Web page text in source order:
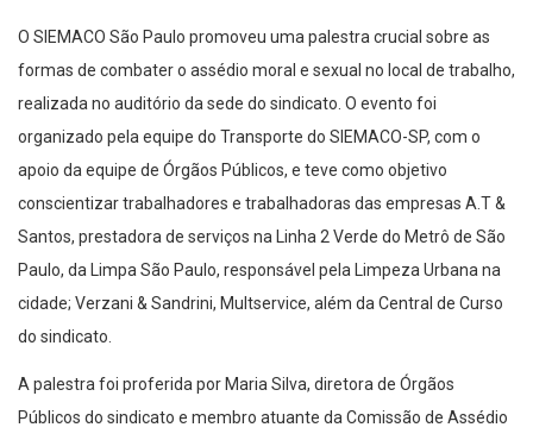
O SIEMACO São Paulo promoveu uma palestra crucial sobre as
formas de combater o assédio moral e sexual no local de trabalho,
realizada no auditório da sede do sindicato. O evento foi
organizado pela equipe do Transporte do SIEMACO-SP, com o
apoio da equipe de Órgãos Públicos, e teve como objetivo
conscientizar trabalhadores e trabalhadoras das empresas A.T &
Santos, prestadora de serviços na Linha 2 Verde do Metrô de São
Paulo, da Limpa São Paulo, responsável pela Limpeza Urbana na
cidade; Verzani & Sandrini, Multservice, além da Central de Curso
do sindicato.
A palestra foi proferida por Maria Silva, diretora de Órgãos
Públicos do sindicato e membro atuante da Comissão de Assédio